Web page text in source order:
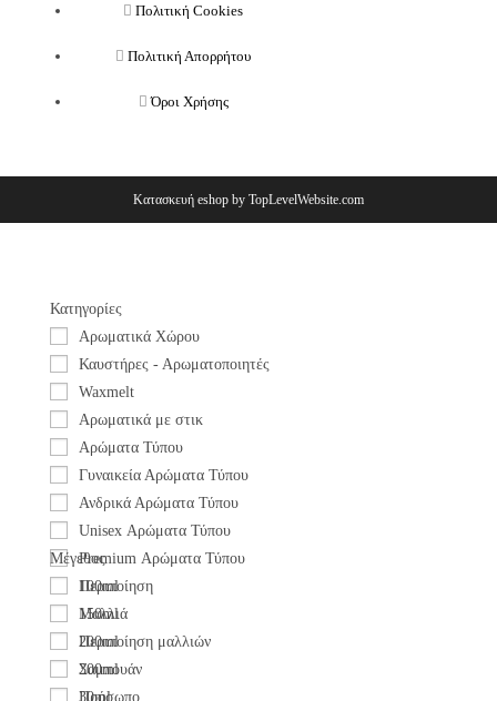
Πολιτική Cookies
Πολιτική Απορρήτου
Όροι Χρήσης
Κατασκευή eshop by TopLevelWebsite.com
Κατηγορίες
Αρωματικά Χώρου
Καυστήρες - Αρωματοποιητές
Waxmelt
Αρωματικά με στικ
Αρώματα Τύπου
Γυναικεία Αρώματα Τύπου
Ανδρικά Αρώματα Τύπου
Unisex Αρώματα Τύπου
Premium Αρώματα Τύπου
Περιποίηση
Mαλλιά
Περιποίηση μαλλιών
Σαμπουάν
Πρόσωπο
Μέγεθος
100ml
150ml
200ml
300ml
30ml